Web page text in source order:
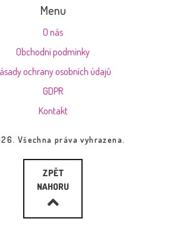
Menu
O nás
Obchodní podmínky
ochrany osobních údajů
GDPR
Kontakt
Všechna práva vyhrazena.
ZPĚT
NAHORU